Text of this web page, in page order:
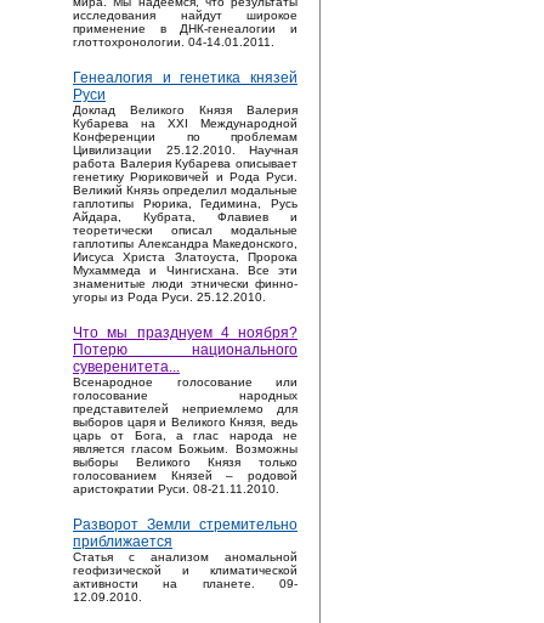
исследования найдут широкое
применение в ДНК-генеалогии и
глоттохронологии. 04-14.01.2011.
Генеалогия и генетика князей
Руси
Доклад Великого Князя Валерия
Кубарева на XXI Международной
Конференции по проблемам
Цивилизации 25.12.2010. Научная
работа Валерия Кубарева описывает
генетику Рюриковичей и Рода Руси.
Великий Князь определил модальные
гаплотипы Рюрика, Гедимина, Русь
Айдара, Кубрата, Флавиев и
теоретически описал модальные
гаплотипы Александра Македонского,
Иисуса Христа Златоуста, Пророка
Мухаммеда и Чингисхана. Все эти
знаменитые люди этнически финно-
угоры из Рода Руси. 25.12.2010.
Что мы празднуем 4 ноября?
Потерю национального
суверенитета...
Bсенародное голосование или
голосование народных
представителей неприемлемо для
выборов царя и Великого Князя, ведь
царь от Бога, а глас народа не
является гласом Божьим. Возможны
выборы Великого Князя только
голосованием Князей – родовой
аристократии Руси. 08-21.11.2010.
Разворот Земли стремительно
приближается
Статья с анализом аномальной
геофизической и климатической
активности на планете. 09-
12.09.2010.